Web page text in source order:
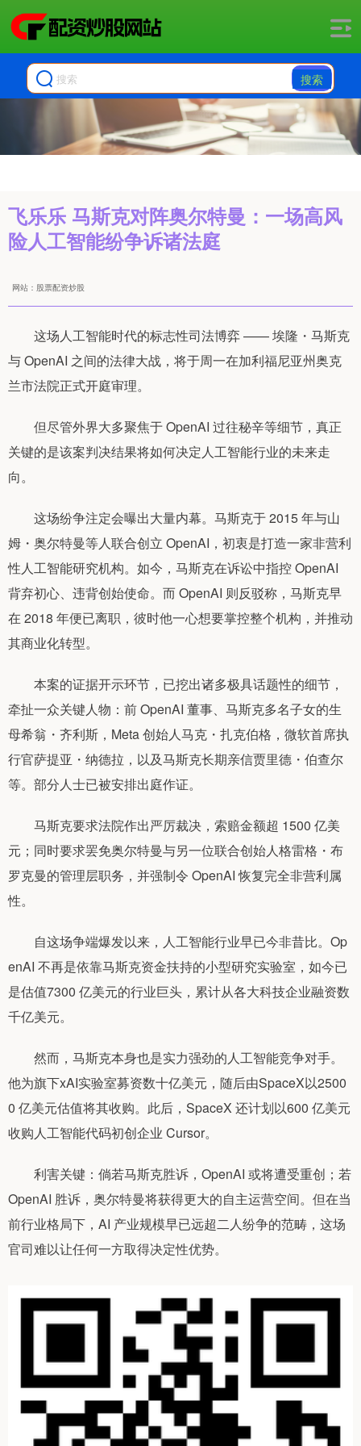
搜索
飞乐乐 马斯克对阵奥尔特曼：一场高风
险人工智能纷争诉诸法庭
网站：股票配资炒股
这场人工智能时代的标志性司法博弈 —— 埃隆・马斯克
与 OpenAI 之间的法律大战，将于周一在加利福尼亚州奥克
兰市法院正式开庭审理。
但尽管外界大多聚焦于 OpenAI 过往秘辛等细节，真正
关键的是该案判决结果将如何决定人工智能行业的未来走
向。
这场纷争注定会曝出大量内幕。马斯克于 2015 年与山
姆・奥尔特曼等人联合创立 OpenAI，初衷是打造一家非营利
性人工智能研究机构。如今，马斯克在诉讼中指控 OpenAI
背弃初心、违背创始使命。而 OpenAI 则反驳称，马斯克早
在 2018 年便已离职，彼时他一心想要掌控整个机构，并推动
其商业化转型。
本案的证据开示环节，已挖出诸多极具话题性的细节，
牵扯一众关键人物：前 OpenAI 董事、马斯克多名子女的生
母希翁・齐利斯，Meta 创始人马克・扎克伯格，微软首席执
行官萨提亚・纳德拉，以及马斯克长期亲信贾里德・伯查尔
等。部分人士已被安排出庭作证。
马斯克要求法院作出严厉裁决，索赔金额超 1500 亿美
元；同时要求罢免奥尔特曼与另一位联合创始人格雷格・布
罗克曼的管理层职务，并强制令 OpenAI 恢复完全非营利属
性。
自这场争端爆发以来，人工智能行业早已今非昔比。Op
enAI 不再是依靠马斯克资金扶持的小型研究实验室，如今已
是估值7300 亿美元的行业巨头，累计从各大科技企业融资数
千亿美元。
然而，马斯克本身也是实力强劲的人工智能竞争对手。
他为旗下xAI实验室募资数十亿美元，随后由SpaceX以2500
0 亿美元估值将其收购。此后，SpaceX 还计划以600 亿美元
收购人工智能代码初创企业 Cursor。
利害关键：倘若马斯克胜诉，OpenAI 或将遭受重创；若
OpenAI 胜诉，奥尔特曼将获得更大的自主运营空间。但在当
前行业格局下，AI 产业规模早已远超二人纷争的范畴，这场
官司难以让任何一方取得决定性优势。